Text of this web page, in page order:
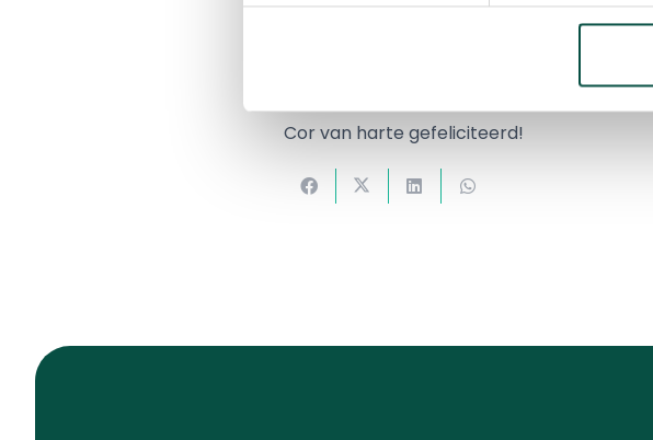
en (bestuurs)lid van de IndustrieGroep
Kempisch Ondernemers Platform de
Cor van harte gefeliciteerd!